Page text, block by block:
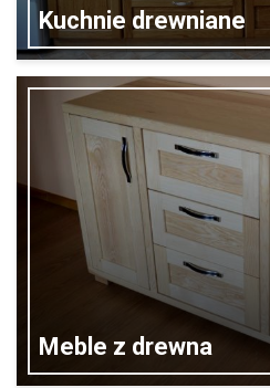
Kuchnie drewniane
Meble z drewna